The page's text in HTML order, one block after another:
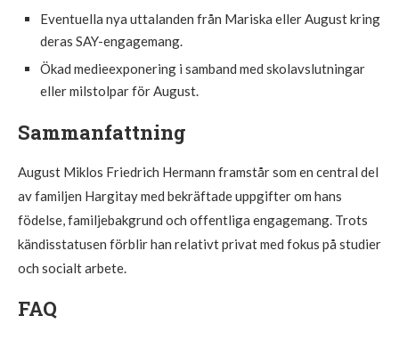
Eventuella nya uttalanden från Mariska eller August kring
deras SAY-engagemang.
Ökad medieexponering i samband med skolavslutningar
eller milstolpar för August.
Sammanfattning
August Miklos Friedrich Hermann framstår som en central del
av familjen Hargitay med bekräftade uppgifter om hans
födelse, familjebakgrund och offentliga engagemang. Trots
kändisstatusen förblir han relativt privat med fokus på studier
och socialt arbete.
FAQ